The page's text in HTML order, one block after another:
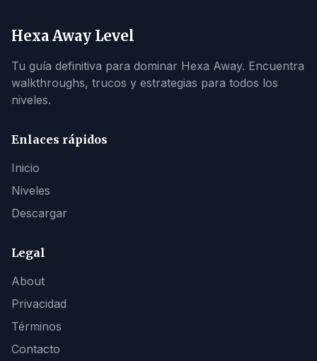
Hexa Away Level
Tu guía definitiva para dominar Hexa Away. Encuentra
walkthroughs, trucos y estrategias para todos los
niveles.
Enlaces rápidos
Inicio
Niveles
Descargar
Legal
About
Privacidad
Términos
Contacto